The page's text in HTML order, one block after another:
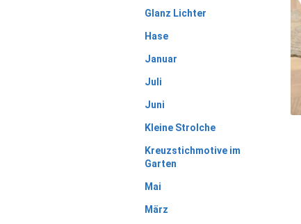
Glanz Lichter
Hase
Januar
Juli
Juni
Kleine Strolche
Kreuzstichmotive im
Garten
Mai
März